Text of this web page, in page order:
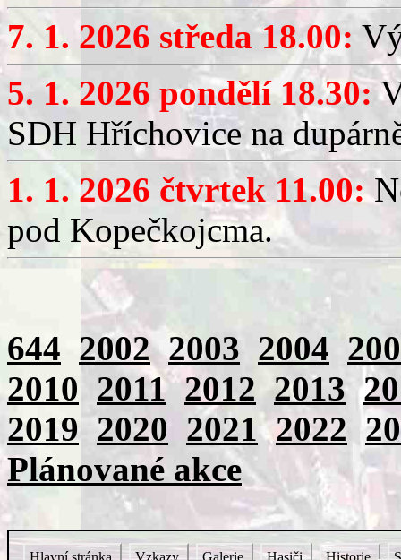
7. 1. 2026 středa 18.00:
5. 1. 2026 pondělí 18.30:
SDH Hříchovice na
1. 1. 2026 čtvrtek 11.00:
pod Kopečkojcma.
644 2002 2003 2004
2010 2011 2012 2013
2019 2020 2021 2022
Plánované akce
Hlavní stránka Vzkazy Galerie Hasiči Historie